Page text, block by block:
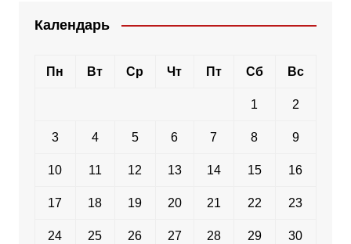
Календарь
Пн Вт Ср Чт Пт Сб Вс
1 2
3 4 5 6 7 8 9
10 11 12 13 14 15 16
17 18 19 20 21 22 23
24 25 26 27 28 29 30